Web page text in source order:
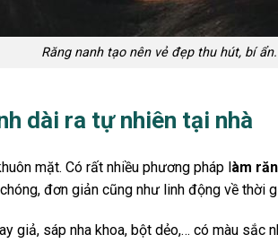
Răng nanh tạo nên vẻ đẹp thu hút, bí ẩn.
dài ra tự nhiên tại nhà
mặt. Có rất nhiều phương pháp làm
đơn giản cũng như linh động về thời
giả, sáp nha khoa, bột dẻo,… có màu sắc